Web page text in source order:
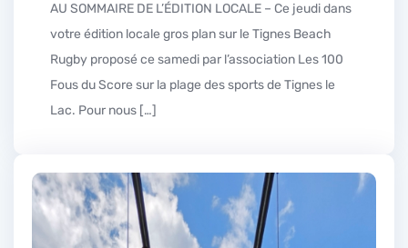
AU SOMMAIRE DE L’ÉDITION LOCALE – Ce jeudi dans
votre édition locale gros plan sur le Tignes Beach
Rugby proposé ce samedi par l’association Les 100
Fous du Score sur la plage des sports de Tignes le
Lac. Pour nous […]